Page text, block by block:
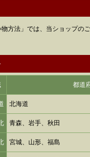
方法」では、当ショップの
都道
北海道
青森、岩手、秋田
宮城、山形、福島